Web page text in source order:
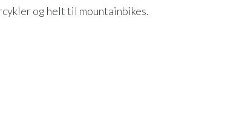
og helt til mountainbikes.